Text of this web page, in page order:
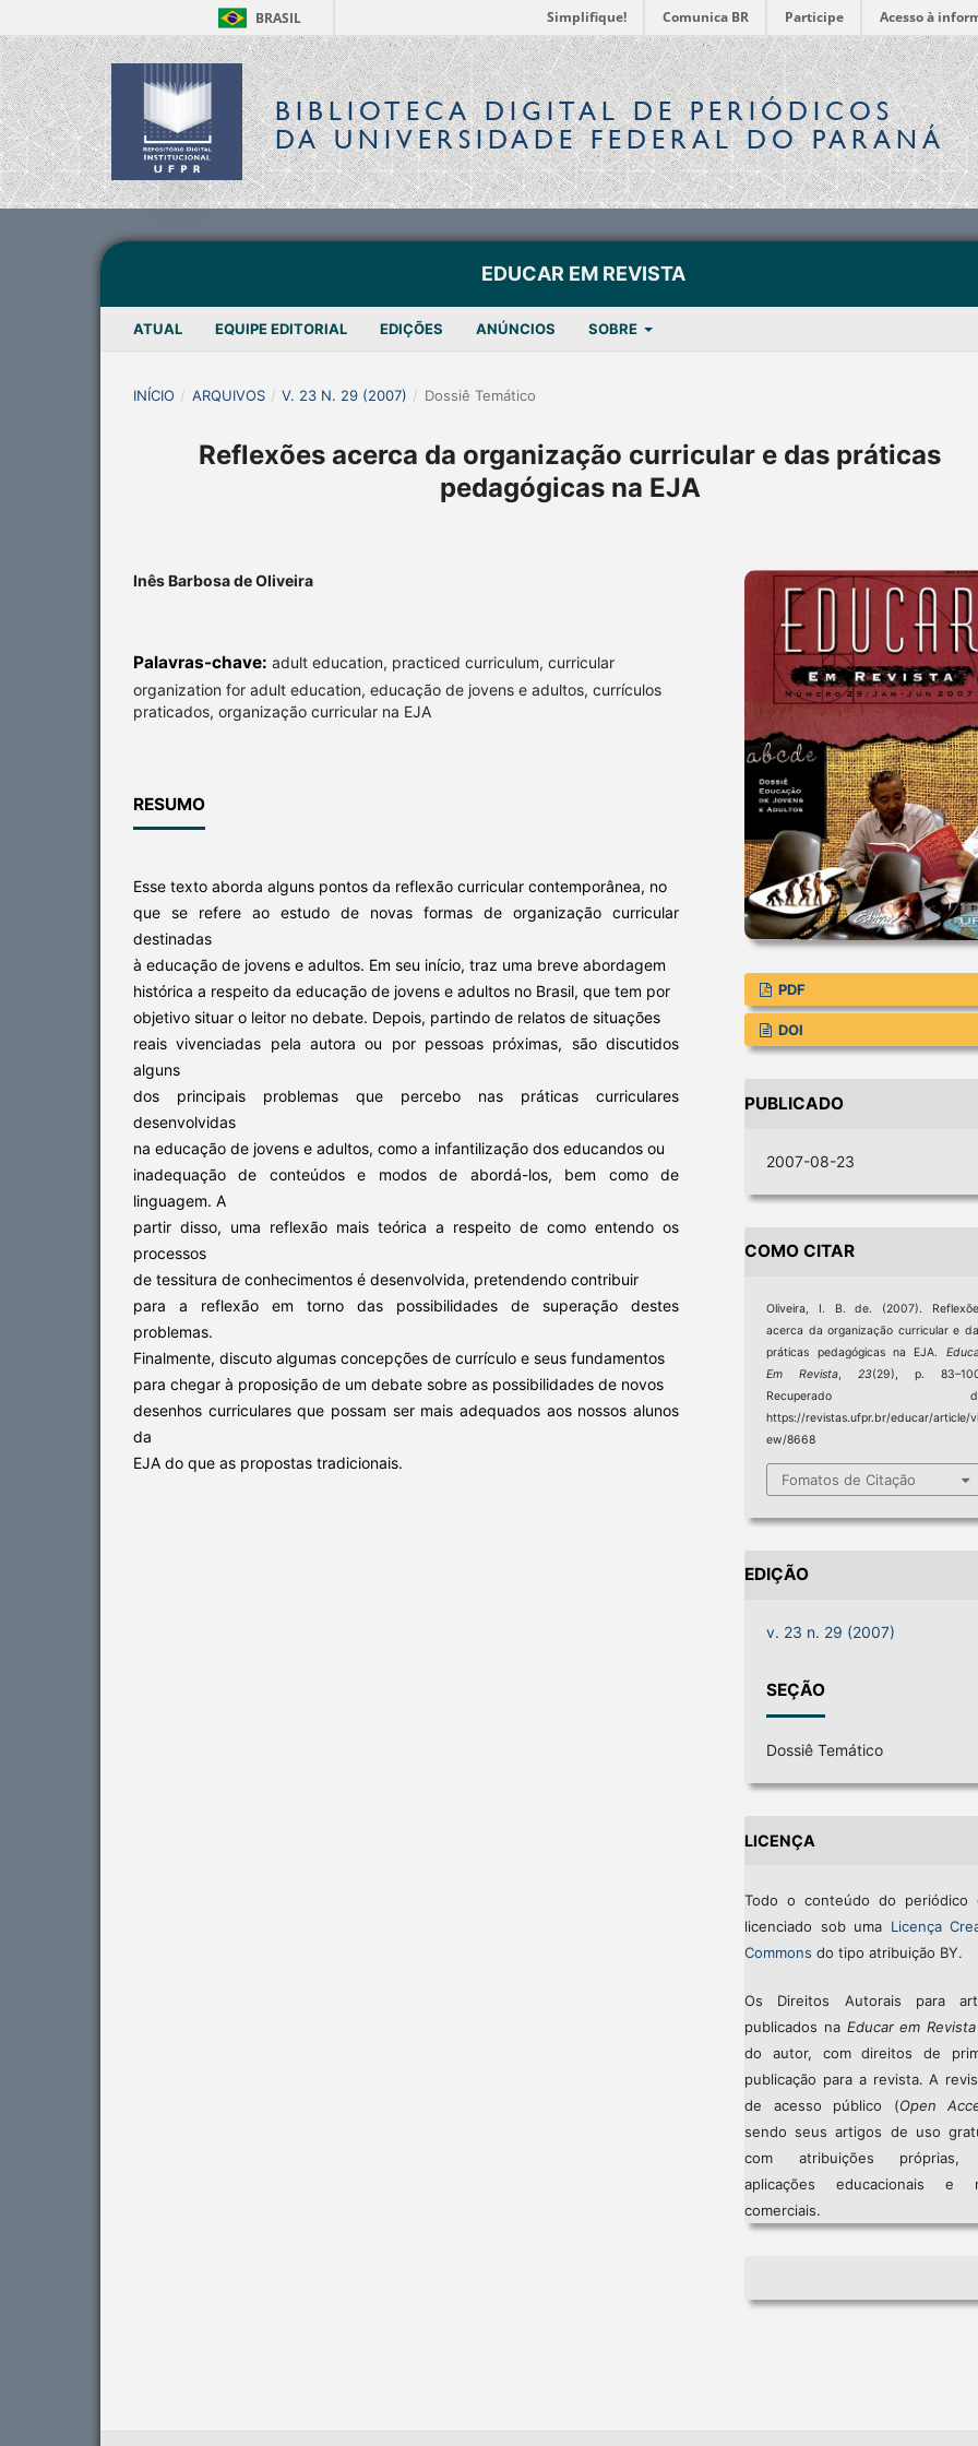
BRASIL Simplifique! Comunica BR Participe Acesso à
BIBLIOTECA DIGITALDE PERIÓDICOS
DA UNIVERSIDADE FEDERAL DO PARANÁ
EDUCAR EM REVISTA
ATUAL EQUIPE EDITORIAL EDIÇÕES ANÚNCIOS SOBRE
INÍCIO / ARQUIVOS / V. 23 N. 29 (2007) / Dossiê Temático
Reflexões acerca da organização curricular e das práticas
pedagógicas na EJA
Inês Barbosa de Oliveira
Palavras-chave: adult education, practiced curriculum, curricular
organization for adult education, educação de jovens e adultos, currículos
praticados, organização curricular na EJA
RESUMO
Esse texto aborda alguns pontos da reflexão curricular contemporânea, no
que se refere ao estudo de novas formas de organização curricular
destinadas
à educação de jovens e adultos. Em seu início, traz uma breve abordagem
histórica a respeito da educação de jovens e adultos no Brasil, que tem por
objetivo situar o leitor no debate. Depois, partindo de relatos de situações
reais vivenciadas pela autora ou por pessoas próximas, são discutidos
alguns
dos principais problemas que percebo nas práticas curriculares
desenvolvidas
na educação de jovens e adultos, como a infantilização dos educandos ou
inadequação de conteúdos e modos de abordá-los, bem como de
linguagem. A
partir disso, uma reflexão mais teórica a respeito de como entendo os
processos
de tessitura de conhecimentos é desenvolvida, pretendendo contribuir
para a reflexão em torno das possibilidades de superação destes
problemas.
Finalmente, discuto algumas concepções de currículo e seus fundamentos
para chegar à proposição de um debate sobre as possibilidades de novos
desenhos curriculares que possam ser mais adequados aos nossos alunos
da
EJA do que as propostas tradicionais.
PDF
DOI
PUBLICADO
2007-08-23
COMO CITAR
Oliveira, I. B. de. (2007).
acerca da organização curricular e
práticas pedagógicas na EJA.
Em Revista,23(29), p.
Recuperado
https://revistas.ufpr.br/educar/article/vi
ew/8668
Fomatos de Citação
EDIÇÃO
v. 23 n. 29 (2007)
SEÇÃO
Dossiê Temático
LICENÇA
Todo o conteúdo do periódico
licenciado sob uma Licença
Commons do tipo atribuição BY.
Os Direitos Autorais para
publicados na Educar em Revista
do autor, com direitos de
publicação para a revista. A
de acesso público (Open
sendo seus artigos de uso
com atribuições próprias,
aplicações educacionais e
comerciais.